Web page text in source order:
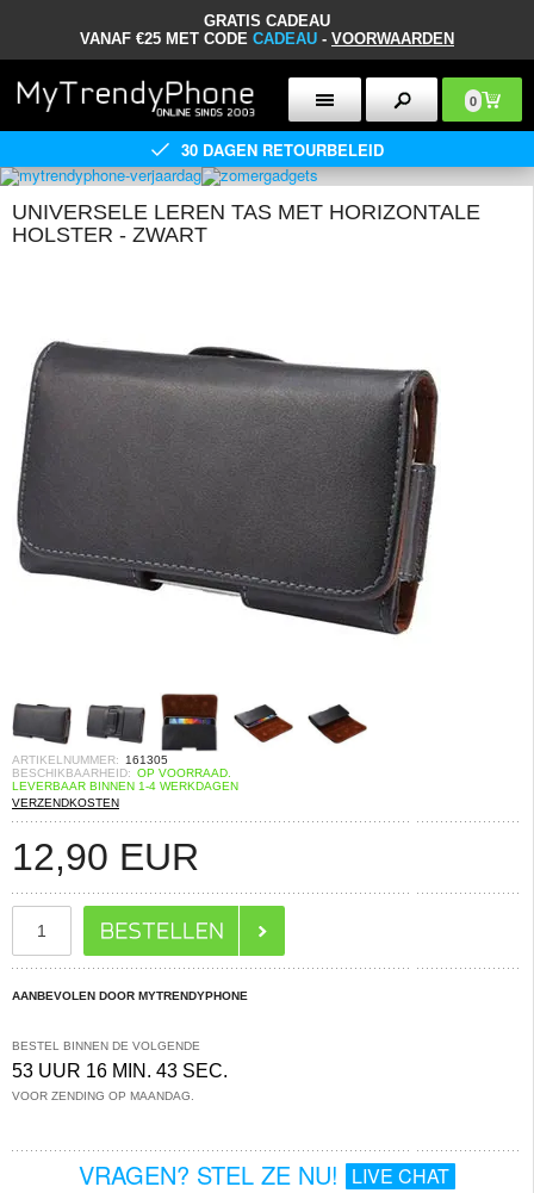
GRATIS CADEAU
VANAF €25 MET CODE CADEAU - VOORWAARDEN
0
30 DAGEN RETOURBELEID
UNIVERSELE LEREN TAS MET HORIZONTALE
HOLSTER - ZWART
ARTIKELNUMMER:
161305
BESCHIKBAARHEID: OP VOORRAAD.
LEVERBAAR BINNEN 1-4 WERKDAGEN
VERZENDKOSTEN
12,90 EUR
AANBEVOLEN DOOR MYTRENDYPHONE
BESTEL BINNEN DE VOLGENDE
53 UUR 16 MIN. 43 SEC.
VOOR ZENDING OP MAANDAG.
VRAGEN? STEL ZE NU! LIVE CHAT